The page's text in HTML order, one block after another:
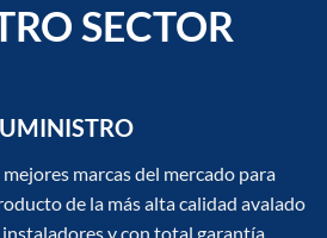
SECTOR
marcas del mercado para
de la más alta calidad avalado
y con total garantía